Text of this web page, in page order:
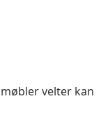
velter kan